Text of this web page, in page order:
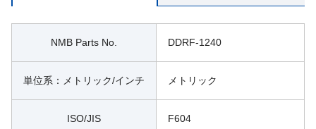
NMB Parts No. DDRF-1240
単位系：メトリック/インチ メトリック
ISO/JIS F604